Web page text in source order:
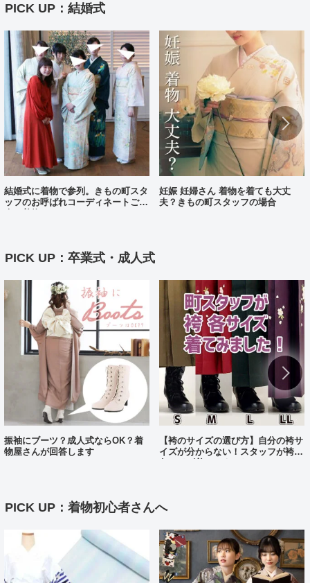
PICK UP：結婚式
結婚式に着物で参列。きもの町スタ
ッフのお呼ばれコーディネートご紹
妊娠 妊婦さん 着物を着ても大丈
夫？きもの町スタッフの場合
PICK UP：卒業式・成人式
振袖にブーツ？成人式ならOK？着
物屋さんが回答します
【袴のサイズの選び方】自分の袴サ
イズが分からない！スタッフが袴、
PICK UP：着物初心者さんへ